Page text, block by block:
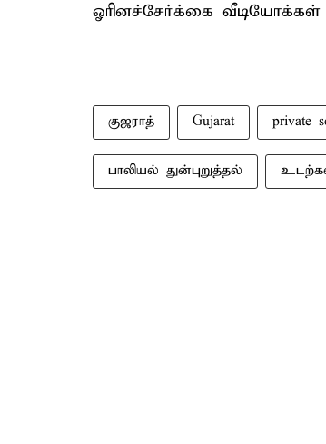
ஓரினச்சேர்க்கை வீடியோக்கள்
குஜராத் Gujarat private
பாலியல் துன்புறுத்தல்